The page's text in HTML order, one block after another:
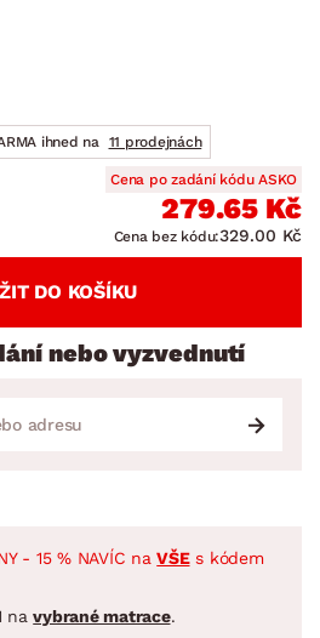
ihned na
11 prodejnách
Cena po zadání kódu ASKO
279.65 Kč
Cena bez kódu:329.00 Kč
DO KOŠÍKU
nebo vyzvednutí
- 15 % NAVÍC naVŠEs kódem
navybrané matrace.